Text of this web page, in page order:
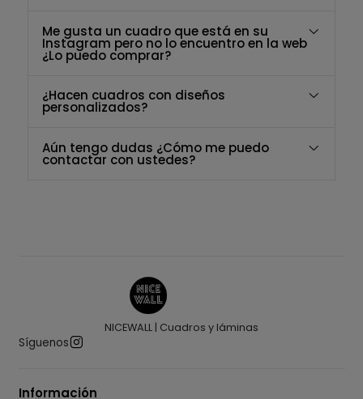
Me gusta un cuadro que está en su
Instagram pero no lo encuentro en la web
¿Lo puedo comprar?
¿Hacen cuadros con diseños
personalizados?
Aún tengo dudas ¿Cómo me puedo
contactar con ustedes?
NICEWALL | Cuadros y láminas
Síguenos
Información